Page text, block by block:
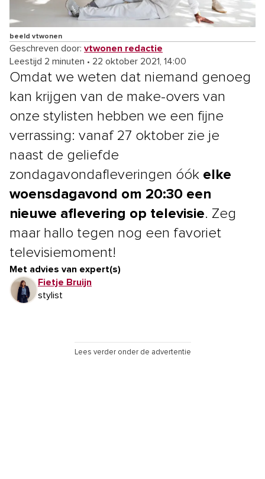
beeld vtwonen
Geschreven door: vtwonen redactie
Leestijd 2 minuten • 22 oktober 2021, 14:00
Omdat we weten dat niemand genoeg
kan krijgen van de make-overs van
onze stylisten hebben we een fijne
verrassing: vanaf 27 oktober zie je
naast de geliefde
zondagavondafleveringen óók elke
woensdagavond om 20:30 een
nieuwe aflevering op televisie. Zeg
maar hallo tegen nog een favoriet
televisiemoment!
Met advies van expert(s)
Fietje Bruijn
stylist
Lees verder onder de advertentie